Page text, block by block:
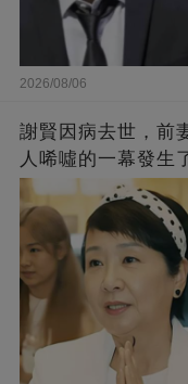
2026/08/06
謝賢因病去世，前
人唏噓的一幕發生